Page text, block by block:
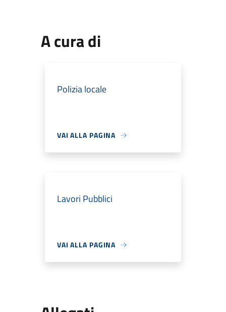
A cura di
Polizia locale
VAI ALLA PAGINA
Lavori Pubblici
VAI ALLA PAGINA